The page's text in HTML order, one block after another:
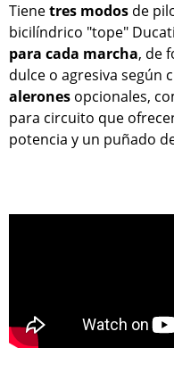
Tienetres modos de
bicilíndrico "tope"
para cada marcha, de
dulce o agresiva según
alerones opcionales,
para circuito que
potencia y un puñado